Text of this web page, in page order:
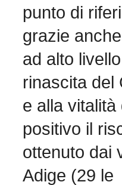
punto di
grazie
ad alto
rinascita del
e alla
positivo il
ottenuto dai
Adige (29 le